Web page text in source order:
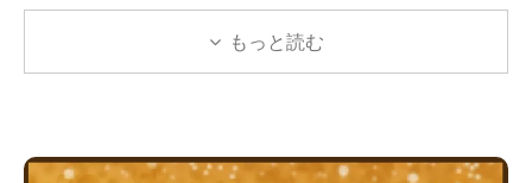
もっと読む